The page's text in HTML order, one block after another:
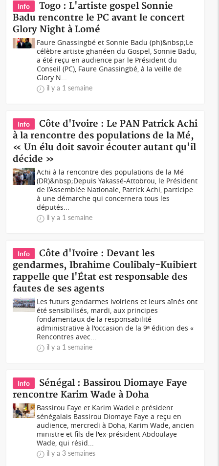
Info
Togo : L'artiste gospel Sonnie
Badu rencontre le PC avant le concert
Glory Night à Lomé
Faure Gnassingbé et Sonnie Badu (ph)&nbsp;Le
célèbre artiste ghanéen du Gospel, Sonnie Badu,
a été reçu en audience par le Président du
Conseil (PC), Faure Gnassingbé, à la veille de
Glory N...
il y a 1 semaine
Info
Côte d'Ivoire : Le PAN Patrick Achi
à la rencontre des populations de la Mé,
« Un élu doit savoir écouter autant qu'il
décide »
Achi à la rencontre des populations de la Mé
(DR)&nbsp;Depuis Yakassé-Attobrou, le Président
de l’Assemblée Nationale, Patrick Achi, participe
à une démarche qui concernera tous les
députés...
il y a 1 semaine
Info
Côte d'Ivoire : Devant les
gendarmes, Ibrahime Coulibaly-Kuibiert
rappelle que l'État est responsable des
fautes de ses agents
Les futurs gendarmes ivoiriens et leurs aînés ont
été sensibilisés, mardi, aux principes
fondamentaux de la responsabilité
administrative à l'occasion de la 9ᵉ édition des «
Rencontres avec...
il y a 1 semaine
Info
Sénégal : Bassirou Diomaye Faye
rencontre Karim Wade à Doha
Bassirou Faye et Karim WadeLe président
sénégalais Bassirou Diomaye Faye a reçu en
audience, mercredi à Doha, Karim Wade, ancien
ministre et fils de l'ex-président Abdoulaye
Wade, qui résid...
il y a 3 semaines